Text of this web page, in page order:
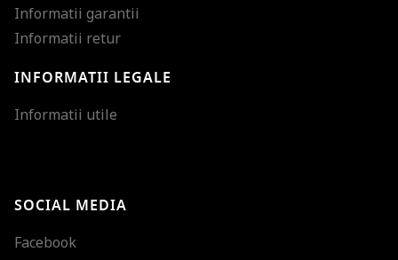
Informatii garantii
Informatii retur
INFORMATII LEGALE
Informatii utile
SOCIAL MEDIA
Facebook